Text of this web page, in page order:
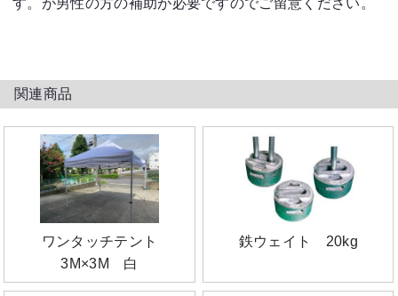
す。が男性の方の補助が必要ですのでご留意ください。
関連商品
ワンタッチテント
3M×3M 白
鉄ウェイト 20kg